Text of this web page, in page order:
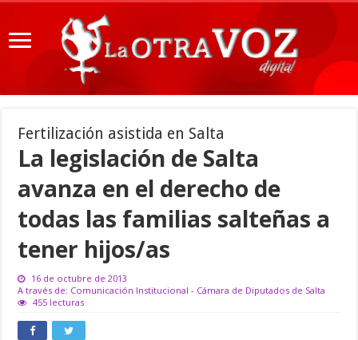
Fertilización asistida en Salta
La legislación de Salta
avanza en el derecho de
todas las familias salteñas a
tener hijos/as
16 de octubre de 2013
A través de: Comunicación Institucional - Cámara de Diputados de Salta
455 lecturas